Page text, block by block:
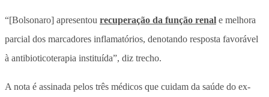
“[Bolsonaro] apresentou recuperação da função renal e melhora
parcial dos marcadores inflamatórios, denotando resposta favorável
à antibioticoterapia instituída”, diz trecho.
A nota é assinada pelos três médicos que cuidam da saúde do ex-